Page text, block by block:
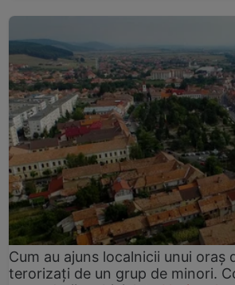
Cum au ajuns localnicii unui oraș
terorizați de un grup de minori.